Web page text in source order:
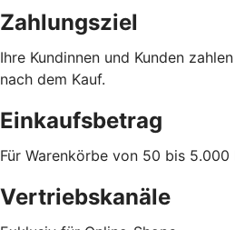
Zahlungsziel
Ihre Kundinnen und Kunden
nach dem Kauf.
Einkaufsbetrag
Für Warenkörbe von 50 bis 5.000
Vertriebskanäle